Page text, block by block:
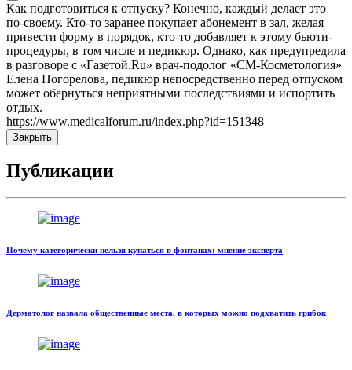
Как подготовиться к отпуску? Конечно, каждый делает это
по-своему. Кто-то заранее покупает абонемент в зал, желая
привести форму в порядок, кто-то добавляет к этому бьюти-
процедуры, в том числе и педикюр. Однако, как предупредила
в разговоре с «Газетой.Ru» врач-подолог «СМ-Косметология»
Елена Погорелова, педикюр непосредственно перед отпуском
может обернуться неприятными последствиями и испортить
отдых.
https://www.medicalforum.ru/index.php?id=151348
Закрыть
Публикации
Почему категорически нельзя купаться в фонтанах: мнение эксперта
Дерматолог назвала общественные места, в которых можно подхватить грибок